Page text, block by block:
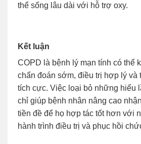
thể sống lâu dài với hỗ trợ oxy.
Kết luận
COPD là bệnh lý mạn tính có thể
chẩn đoán sớm, điều trị hợp lý và
tích cực. Việc loại bỏ những hiểu
chỉ giúp bệnh nhân nâng cao
tiền đề để họ hợp tác tốt hơn với
hành trình điều trị và phục hồi